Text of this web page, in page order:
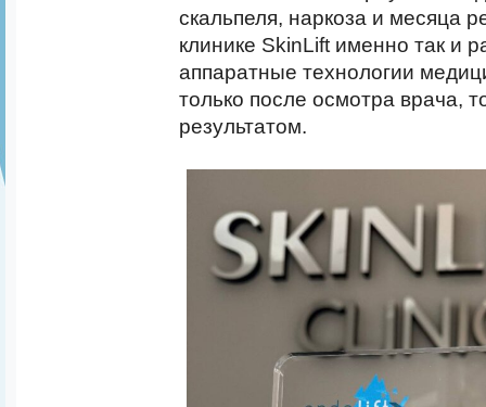
скальпеля, наркоза и месяца
клинике SkinLift именно так и
аппаратные технологии
только после осмотра врача,
результатом.